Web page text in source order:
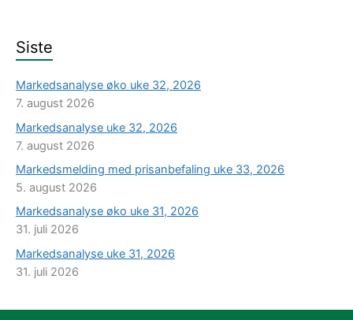
Siste
Markedsanalyse øko uke 32, 2026
7. august 2026
Markedsanalyse uke 32, 2026
7. august 2026
Markedsmelding med prisanbefaling uke 33, 2026
5. august 2026
Markedsanalyse øko uke 31, 2026
31. juli 2026
Markedsanalyse uke 31, 2026
31. juli 2026